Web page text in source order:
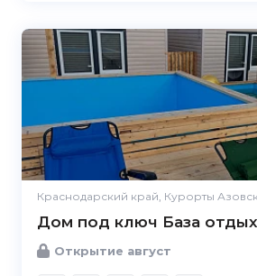
Краснодарский край, Курорты
Дом под ключ База
Открытие август